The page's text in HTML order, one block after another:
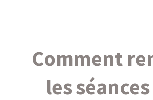
Comment
les